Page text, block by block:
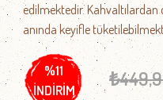
edilmektedir.
anında keyifle
%11
İNDIRIM